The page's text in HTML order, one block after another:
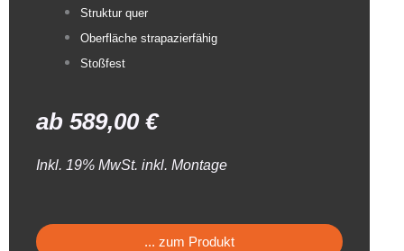
Struktur quer
Oberfläche strapazierfähig
Stoßfest
ab 589,00 €
Inkl. 19% MwSt. inkl. Montage
... zum Produkt